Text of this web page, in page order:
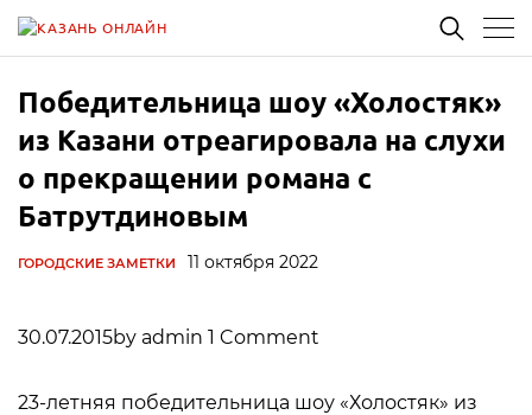
Победительница шоу «Холостяк»
из Казани отреагировала на слухи
о прекращении романа с
Батрутдиновым
ГОРОДСКИЕ ЗАМЕТКИ 11 октября 2022
30.07.2015by admin 1 Comment
23-летняя победительница шоу «Холостяк» из